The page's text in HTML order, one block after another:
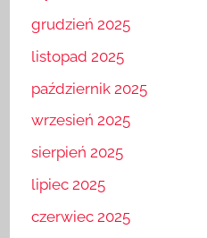
grudzień 2025
listopad 2025
październik 2025
wrzesień 2025
sierpień 2025
lipiec 2025
czerwiec 2025